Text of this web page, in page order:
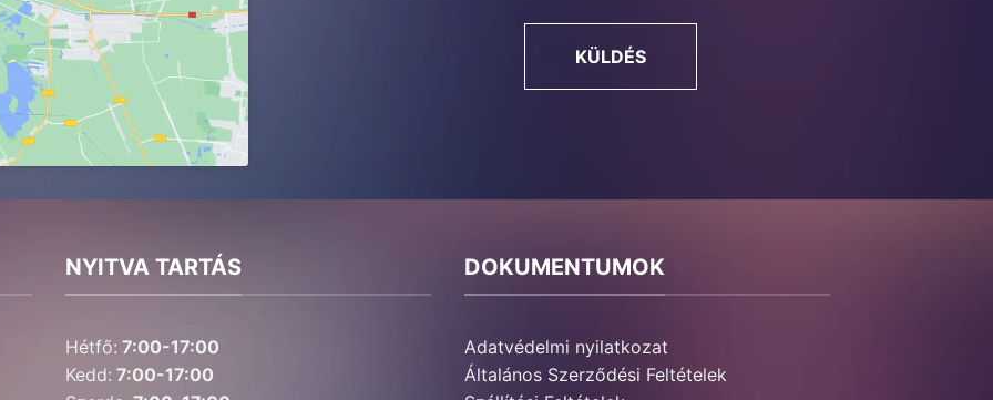
KÜLDÉS
NYITVA TARTÁS
Hétfő: 7:00-17:00
Kedd: 7:00-17:00
DOKUMENTUMOK
Adatvédelmi nyilatkozat
Általános Szerződési Feltételek